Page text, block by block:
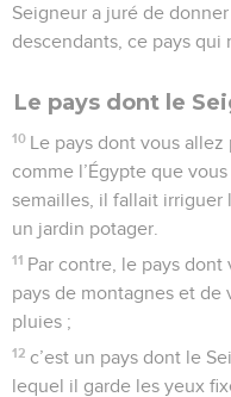
Seigneur a juré de
descendants, ce pays qui
Le pays dont le
10 Le pays dont vous allez
comme l’Égypte que
semailles, il fallait irriguer
un jardin potager.
11 Par contre, le pays dont
pays de montagnes et de
pluies ;
12 c’est un pays dont le
lequel il garde les yeux